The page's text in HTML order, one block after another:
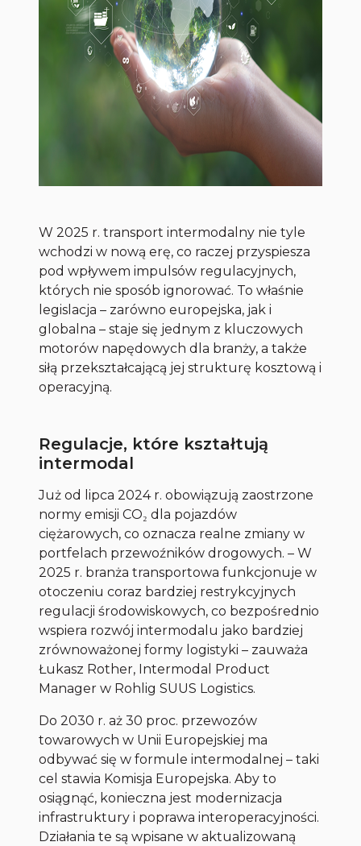
W 2025 r. transport intermodalny nie tyle
wchodzi w nową erę, co raczej przyspiesza
pod wpływem impulsów regulacyjnych,
których nie sposób ignorować. To właśnie
legislacja – zarówno europejska, jak i
globalna – staje się jednym z kluczowych
motorów napędowych dla branży, a także
siłą przekształcającą jej strukturę kosztową i
operacyjną.
Regulacje, które kształtują
intermodal
Już od lipca 2024 r. obowiązują zaostrzone
normy emisji CO₂ dla pojazdów
ciężarowych, co oznacza realne zmiany w
portfelach przewoźników drogowych. – W
2025 r. branża transportowa funkcjonuje w
otoczeniu coraz bardziej restrykcyjnych
regulacji środowiskowych, co bezpośrednio
wspiera rozwój intermodalu jako bardziej
zrównoważonej formy logistyki – zauważa
Łukasz Rother, Intermodal Product
Manager w Rohlig SUUS Logistics.
Do 2030 r. aż 30 proc. przewozów
towarowych w Unii Europejskiej ma
odbywać się w formule intermodalnej – taki
cel stawia Komisja Europejska. Aby to
osiągnąć, konieczna jest modernizacja
infrastruktury i poprawa interoperacyjności.
Działania te są wpisane w aktualizowaną